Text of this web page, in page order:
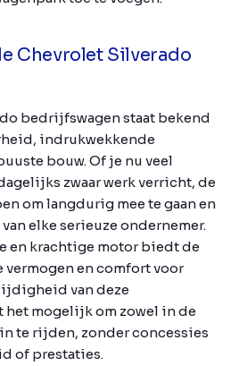
Chevrolet Silverado
bedrijfswagen staat bekend
indrukwekkende
bouw. Of je nu veel
zwaar werk verricht, de
om langdurig mee te gaan en
elke serieuze ondernemer.
en krachtige motor biedt de
en comfort voor
van deze
het mogelijk om zowel in de
te rijden, zonder concessies
of prestaties.